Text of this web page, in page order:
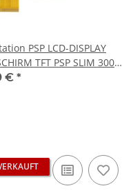
PSP LCD-DISPLAY
TFT PSP SLIM 3000 -
3004 NEU
€ *